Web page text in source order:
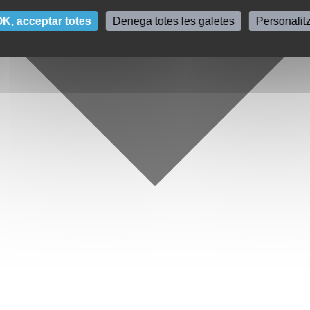
acceptar totes Denega totes les galetes